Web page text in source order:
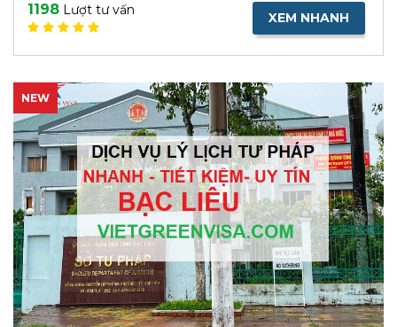
1198 Lượt tư vấn XEM NHANH
NEW